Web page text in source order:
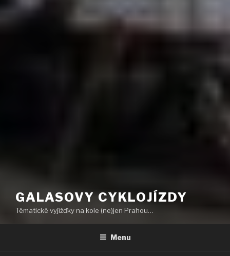
GALASOVY CYKLOJÍZDY
Tématické vyjížďky na kole (ne)jen Prahou…
Menu